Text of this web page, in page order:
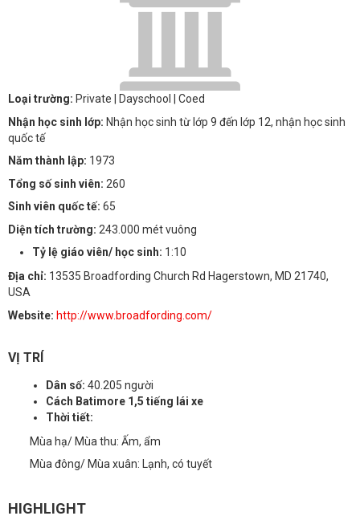
Loại trường: Private | Dayschool
| Coed
Nhận học sinh lớp: Nhận học sinh từ lớp 9 đến lớp 12, nhận học sinh
quốc tế
Năm thành lập: 1973
Tổng số sinh viên: 260
Sinh viên quốc tế: 65
Diện tích trường: 243.000 mét vuông
Tỷ lệ giáo viên/ học sinh: 1:10
Địa chỉ: 13535 Broadfording Church Rd Hagerstown, MD 21740,
USA
Website: http://www.broadfording.com/
VỊ TRÍ
Dân số: 40.205 người
Cách Batimore 1,5 tiếng lái xe
Thời tiết:
Mùa hạ/ Mùa thu: Ấm, ẩm
Mùa đông/ Mùa xuân: Lạnh, có tuyết
HIGHLIGHT